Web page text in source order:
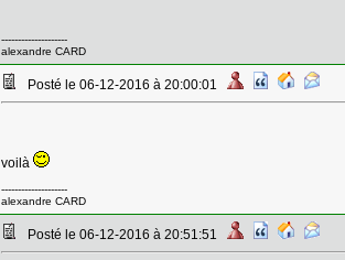
--------------------
alexandre CARD
Posté le 06-12-2016 à 20:00:01
voilà
--------------------
alexandre CARD
Posté le 06-12-2016 à 20:51:51